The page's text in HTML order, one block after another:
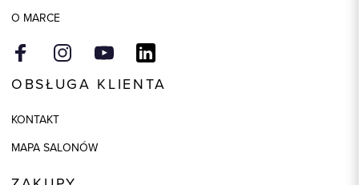
O MARCE
OBSŁUGA KLIENTA
KONTAKT
MAPA SALONÓW